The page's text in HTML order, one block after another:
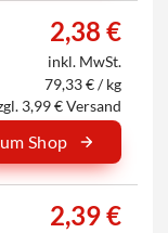
2,38 €
inkl. MwSt.
79,33 € / kg
3,99 € Versand
Shop
2,39 €